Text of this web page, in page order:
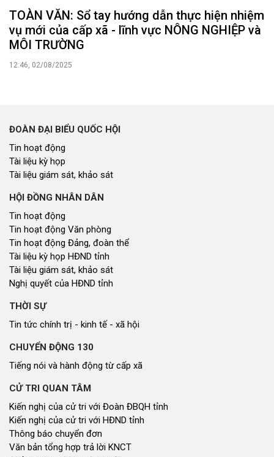
MÔI TRƯỜNG
12:46, 02/08/2025
Tài liệu kỳ họp
HỘI ĐỒNG NHÂN DÂN
Tin hoạt động
Tin hoạt động Văn phòng
Tài liệu kỳ họp HĐND tỉnh
Tài liệu giám sát, khảo sát
Nghị quyết của HĐND tỉnh
THỜI SỰ
Tin tức chính trị - kinh tế - xã hội
CHUYỂN ĐỘNG 130
Tiếng nói và hành động từ cấp xã
CỬ TRI QUAN TÂM
Kiến nghị của cử tri với Đoàn ĐBQH tỉnh
Kiến nghị của cử tri với HĐND tỉnh
Văn bản tổng hợp trả lời KNCT
Chủ trương, chính sách mới
GÓP Ý XÂY DỰNG CHÍNH SÁCH, PHÁP LUẬT